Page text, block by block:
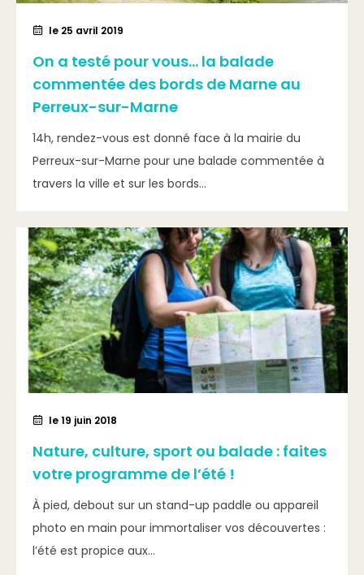
le 25 avril 2019
On a testé pour vous… la balade
commentée des bords de Marne au
Perreux-sur-Marne
14h, rendez-vous est donné face à la mairie du
Perreux-sur-Marne pour une balade commentée à
travers la ville et sur les bords...
le 19 juin 2018
Nature, culture, sport ou balade : faites
votre programme de l’été !
À pied, debout sur un stand-up paddle ou appareil
photo en main pour immortaliser vos découvertes :
l’été est propice aux...